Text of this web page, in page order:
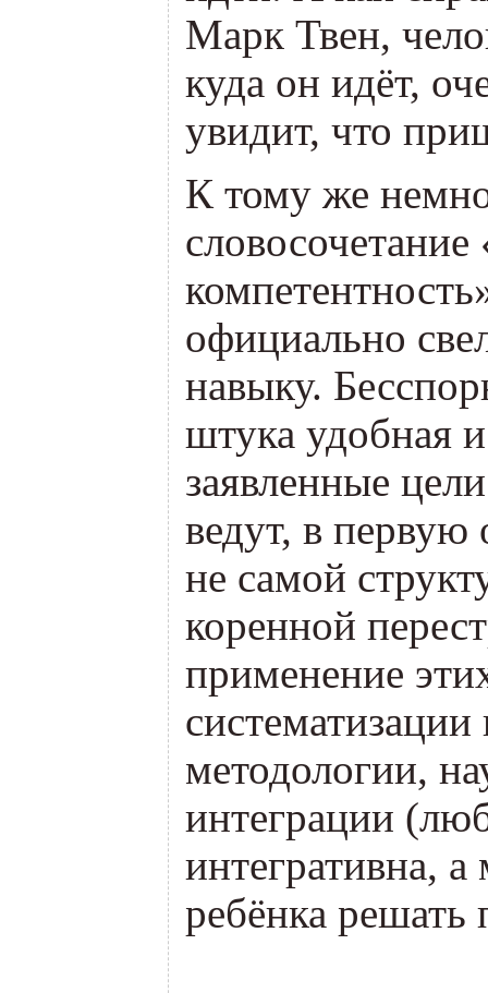
Марк Твен,
куда он идёт,
увидит, что
К тому же
словосочетание
официально
навыку.
штука удобная
заявленные
ведут, в первую
не самой
коренной
применение
методологии,
интеграции (
интегративна,
ребёнка